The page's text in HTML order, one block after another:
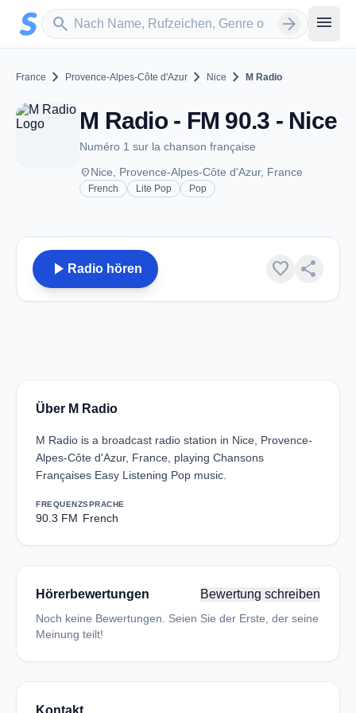
Zum Hauptinhalt springen
search
Sender suchen arrow_forward menu
France chevron_right Provence-Alpes-Côte d'Azur chevron_right Nice chevron_right M Radio
M Radio - FM 90.3 - Nice
Numéro 1 sur la chanson française
placeNice, Provence-Alpes-Côte d'Azur, France
French Lite Pop Pop
play_arrow Radio hören favorite share
Über M Radio
M Radio is a broadcast radio station in Nice, Provence-
Alpes-Côte d'Azur, France, playing Chansons
Françaises Easy Listening Pop music.
FREQUENZ
90.3 FM
SPRACHE
French
Hörerbewertungen Bewertung schreiben
Noch keine Bewertungen. Seien Sie der Erste, der seine
Meinung teilt!
Kontakt